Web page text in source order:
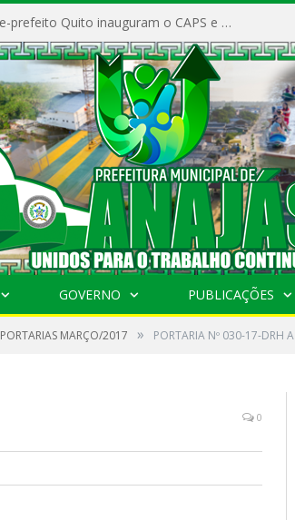
Prefeito Vivaldo Mendes e vice-prefeito Quito inauguram o CAPS e fortalecem a saúde pública em Anajás.
GOVERNO PUBLICAÇÕES
PORTARIAS MARÇO/2017 » PORTARIA Nº 030-17-DRH A
0